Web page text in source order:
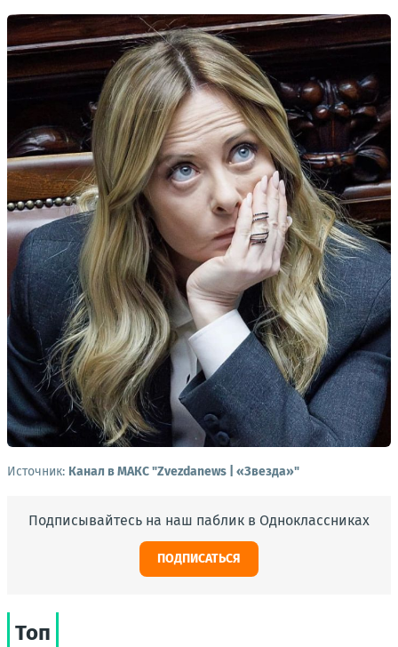
Источник: Канал в МАКС "Zvezdanews | «Звезда»"
Подписывайтесь на наш паблик в Одноклассниках
ПОДПИСАТЬСЯ
Топ